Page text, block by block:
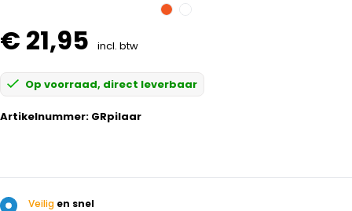
€ 21,95 incl. btw
Op voorraad, direct leverbaar
Artikelnummer: GRpilaar
Veilig en snel